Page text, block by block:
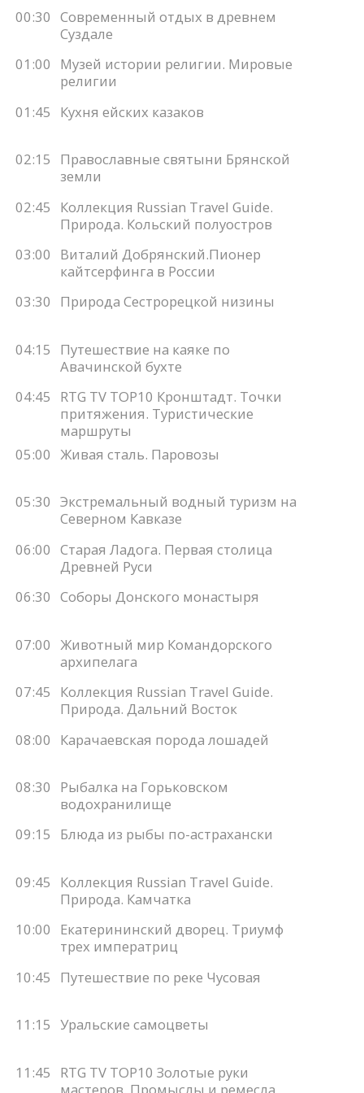
00:30 Современный отдых в древнем
Суздале
01:00
Музей истории религии. Мировые
религии
01:45
Кухня ейских казаков
02:15
Православные святыни Брянской
земли
02:45
Коллекция Russian Travel Guide.
Природа. Кольский полуостров
03:00
Виталий Добрянский.Пионер
кайтсерфинга в России
03:30
Природа Cестрорецкой низины
04:15
Путешествие на каяке по
Авачинской бухте
04:45
RTG TV TOP10 Кронштадт. Точки
притяжения. Туристические
маршруты
05:00 Живая сталь. Паровозы
05:30 Экстремальный водный туризм на
Северном Кавказе
06:00 Старая Ладога. Первая столица
Древней Руси
06:30 Соборы Донского монастыря
07:00
Животный мир Командорского
архипелага
07:45
Коллекция Russian Travel Guide.
Природа. Дальний Восток
08:00
Карачаевская порода лошадей
08:30
Рыбалка на Горьковском
водохранилище
09:15
Блюда из рыбы по-астрахански
09:45
Коллекция Russian Travel Guide.
Природа. Камчатка
10:00
Екатерининский дворец. Триумф
трех императриц
10:45
Путешествие по реке Чусовая
11:15 Уральские самоцветы
11:45
RTG TV TOP10 Золотые руки
мастеров. Промыслы и ремесла